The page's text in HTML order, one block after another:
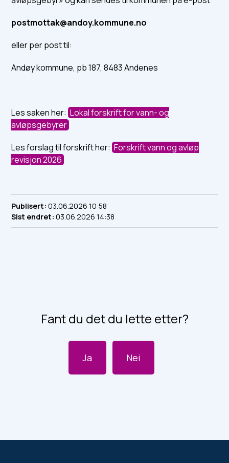
postmottak@andoy.kommune.no
eller per post til:
Andøy kommune, pb 187, 8483 Andenes
Les saken her:Lokal forskrift for vann- og
avløpsgebyrer
Les forslag til forskrift her:Forskrift vann og avløp
revisjon 2026
Publisert 03.06.2026 10:58
Sist endret 03.06.2026 14:38
Fant du det du lette etter?
Ja Nei